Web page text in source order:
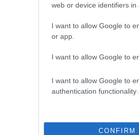
web or device identifiers in
I want to allow Google to
or app.
I want to allow Google to
I want to allow Google to
authentication
CONFIRM